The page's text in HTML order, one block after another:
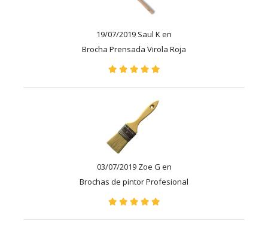
19/07/2019 Saul K en
Brocha Prensada Virola Roja
03/07/2019 Zoe G en
Brochas de pintor Profesional